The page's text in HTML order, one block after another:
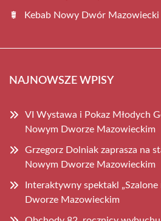
Kebab Nowy Dwór Mazowiecki
NAJNOWSZE WPISY
VI Wystawa i Pokaz Młodych
Nowym Dworze Mazowieckim
Grzegorz Dolniak zaprasza na
Nowym Dworze Mazowieckim
Interaktywny spektakl
Dworze Mazowieckim